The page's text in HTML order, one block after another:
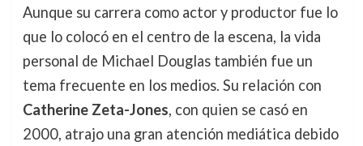
Aunque su carrera como actor y productor fue lo
que lo colocó en el centro de la escena, la vida
personal de Michael Douglas también fue un
tema frecuente en los medios. Su relación con
Catherine Zeta-Jones, con quien se casó en
2000, atrajo una gran atención mediática debido